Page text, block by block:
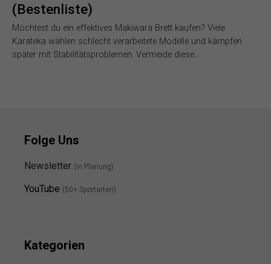
(Bestenliste)
Möchtest du ein effektives Makiwara Brett kaufen? Viele
Karateka wählen schlecht verarbeitete Modelle und kämpfen
später mit Stabilitätsproblemen. Vermeide diese…
Folge Uns
Newsletter (in Planung)
YouTube (50+ Sportarten)
Kategorien